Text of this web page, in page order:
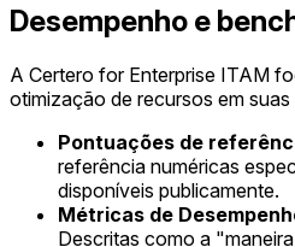
Desempenho e
A Certero for Enterprise ITAM
otimização de recursos em
Pontuações de
referência numéricas
disponíveis publicamente.
Métricas de
Descritas como a